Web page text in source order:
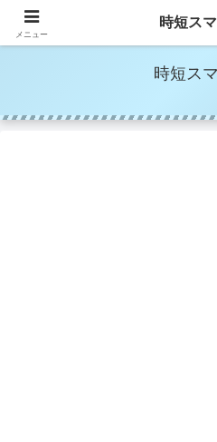
時短家事＆時短美容で
時短ス
メニュー
時短ス